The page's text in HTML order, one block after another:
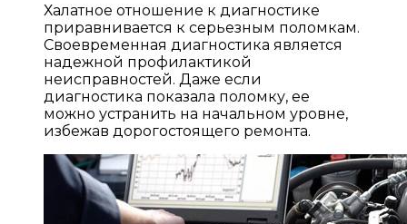
Халатное отношение к диагностике
приравнивается к серьезным поломкам.
Своевременная диагностика является
надежной профилактикой
неисправностей. Даже если
диагностика показала поломку, ее
можно устранить на начальном уровне,
избежав дорогостоящего ремонта.